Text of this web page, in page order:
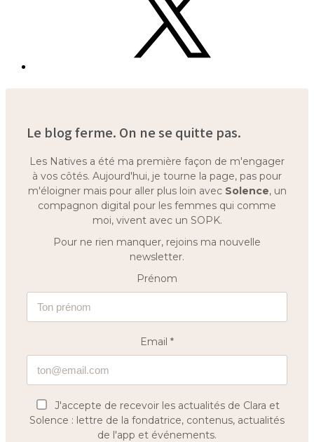
Le blog ferme. On ne se quitte pas.
Les Natives a été ma première façon de m'engager
à vos côtés. Aujourd'hui, je tourne la page, pas pour
m'éloigner mais pour aller plus loin avec Solence, un
compagnon digital pour les femmes qui comme
moi, vivent avec un SOPK.
Pour ne rien manquer, rejoins ma nouvelle
newsletter.
Prénom
Email *
J'accepte de recevoir les actualités de Clara et
Solence : lettre de la fondatrice, contenus, actualités
de l'app et événements.